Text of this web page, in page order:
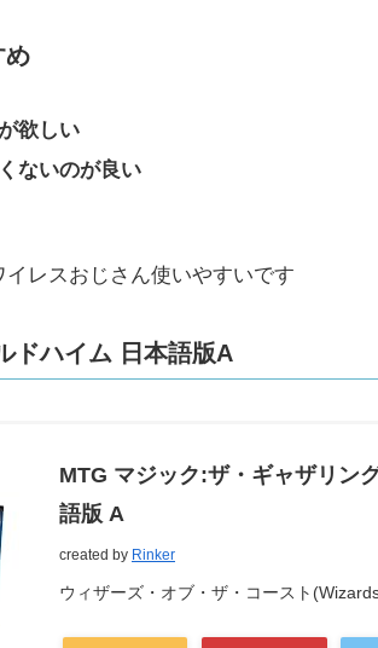
め
欲しい
ないのが良い
レスおじさん使いやすいです
ドハイム 日本語版A
MTG マジック:ザ・ギャザリン
語版 A
created by Rinker
ウィザーズ・オブ・ザ・コースト